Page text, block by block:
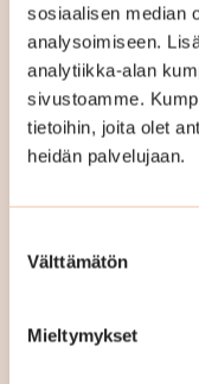
sosiaalisen median
analysoimiseen.
analytiikka-alan
sivustoamme.
tietoihin, joita olet
heidän palvelujaan.
valinta
Välttämätön
Mieltymykset
voivat imeytyä
vahingoittaa
uudemmissa
vinyylilattiat
Mikäli ne
kohteissa
ennenaikaiseen